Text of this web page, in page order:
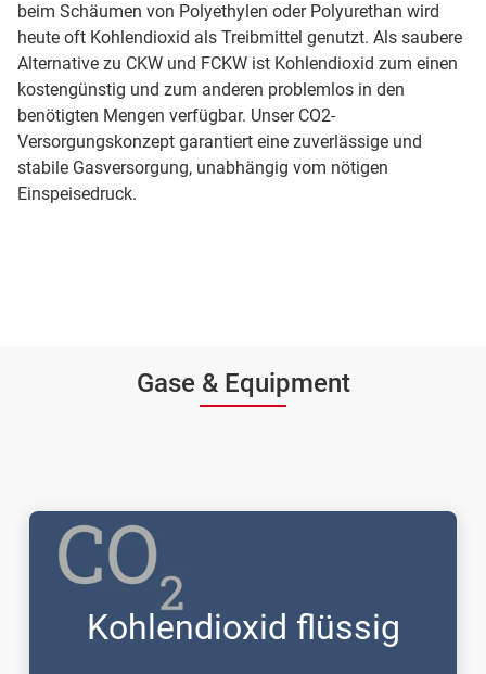
beim Schäumen von Polyethylen oder Polyurethan wird
heute oft Kohlendioxid als Treibmittel genutzt. Als saubere
Alternative zu CKW und FCKW ist Kohlendioxid zum einen
kostengünstig und zum anderen problemlos in den
benötigten Mengen verfügbar. Unser CO2-
Versorgungskonzept garantiert eine zuverlässige und
stabile Gasversorgung, unabhängig vom nötigen
Einspeisedruck.
Gase & Equipment
Kohlendioxid flüssig